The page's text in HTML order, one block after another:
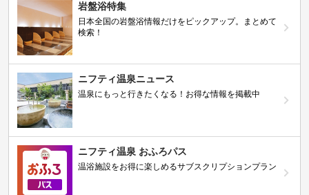
岩盤浴特集
日本全国の岩盤浴情報だけをピックアップ。まとめて
検索！
ニフティ温泉ニュース
温泉にもっと行きたくなる！お得な情報を掲載中
ニフティ温泉 おふろパス
温浴施設をお得に楽しめるサブスクリプションプラン